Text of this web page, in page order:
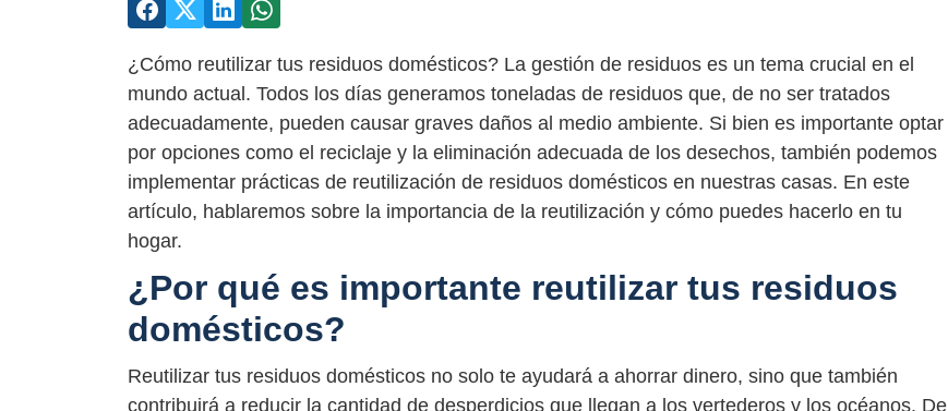
¿Cómo reutilizar tus residuos domésticos? La gestión de residuos es un tema crucial en el
mundo actual. Todos los días generamos toneladas de residuos que, de no ser tratados
adecuadamente, pueden causar graves daños al medio ambiente. Si bien es importante optar
por opciones como el reciclaje y la eliminación adecuada de los desechos, también podemos
implementar prácticas de reutilización de residuos domésticos en nuestras casas. En este
artículo, hablaremos sobre la importancia de la reutilización y cómo puedes hacerlo en tu
hogar.
¿Por qué es importante reutilizar tus residuos
domésticos?
Reutilizar tus residuos domésticos no solo te ayudará a ahorrar dinero, sino que también
contribuirá a reducir la cantidad de desperdicios que llegan a los vertederos y los océanos. De